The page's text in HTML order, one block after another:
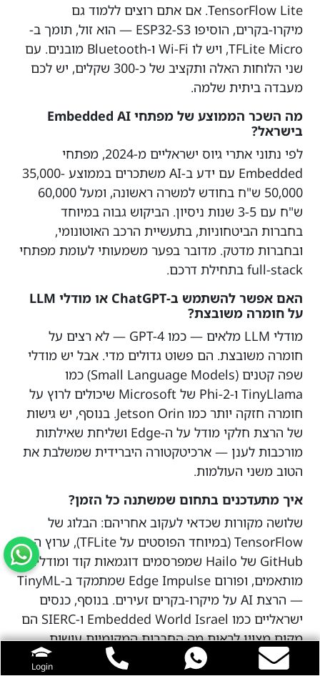
Login
TensorFlow Lite. אם אתם רוצים ללמוד גם
מיקרו-בקרים, הוסיפו ESP32-S3 — הוא זול, תומך ב-
TFLite Micro, ויש לו Wi-Fi ו-Bluetooth מובנים. עם
שני הלוחות האלה ותקציב של כ-300 שקלים, יש לכם
מעבדה ביתית שלמה.
מה השכר הממוצע של מפתחי Embedded AI
בישראל?
לפי נתוני אתרי גיוס ישראליים מ-2024, מפתחי
Embedded עם ידע ב-AI משתכרים בממוצע 35,000-
50,000 ש"ח בחודש למשרה ראשונה, ומעל 60,000
ש"ח עם 3-5 שנות ניסיון. הביקוש גבוה במיוחד
בחברות הביטחוניות, בתעשיית הרכב האוטונומי,
ובחברות מדטק. מדובר בפער משמעותי לעומת מפתחי
full-stack בתחילת דרכם.
האם אפשר להשתמש ב-ChatGPT או מודלי LLM
על חומרה משובצת?
מודלי LLM מלאים — כמו GPT-4 — לא רצים על
חומרה משובצת. הם פשוט גדולים מדי. אבל יש מודלי
שפה קטנים (Small Language Models) כמו
TinyLlama ו-Phi-2 של Microsoft שיכולים לרוץ על
חומרה חזקה יותר כמו Jetson Orin. בנוסף, יש גישות
של הרצת חלקי מודל על ה-Edge ושליחת שאילתות
מורכבות לענן — ארכיטקטורה היברידית שמשלבת את
הטוב משני העולמות.
איך מתעדכנים בתחום שמשתנה כל הזמן?
שלושה מקורות שכדאי לעקוב אחריהם: הבלוג של
TensorFlow (במיוחד הפוסטים על TFLite), ערוץ ה-
GitHub של Hailo שמפרסמים דוגמאות קוד ומודלים
מותאמים, ופורום Edge Impulse שמתמקד ב-TinyML
— הרצת AI על מיקרו-בקרים זעירים. בנוסף, כנסים
ישראליים כמו Embedded World Israel ו-SIERC הם
מקום מצוין לראות מה החברות המקומיות עושות
בפועל.